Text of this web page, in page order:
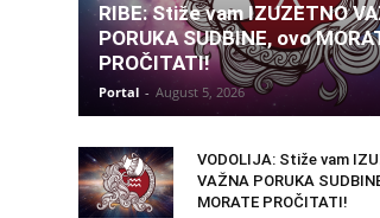
RIBE: Stiže vam IZUZETNO
PORUKA SUDBINE, ovo
PROČITATI!
Portal - August 5, 2026
VODOLIJA: Stiže vam
VAŽNA PORUKA
MORATE PROČITATI!